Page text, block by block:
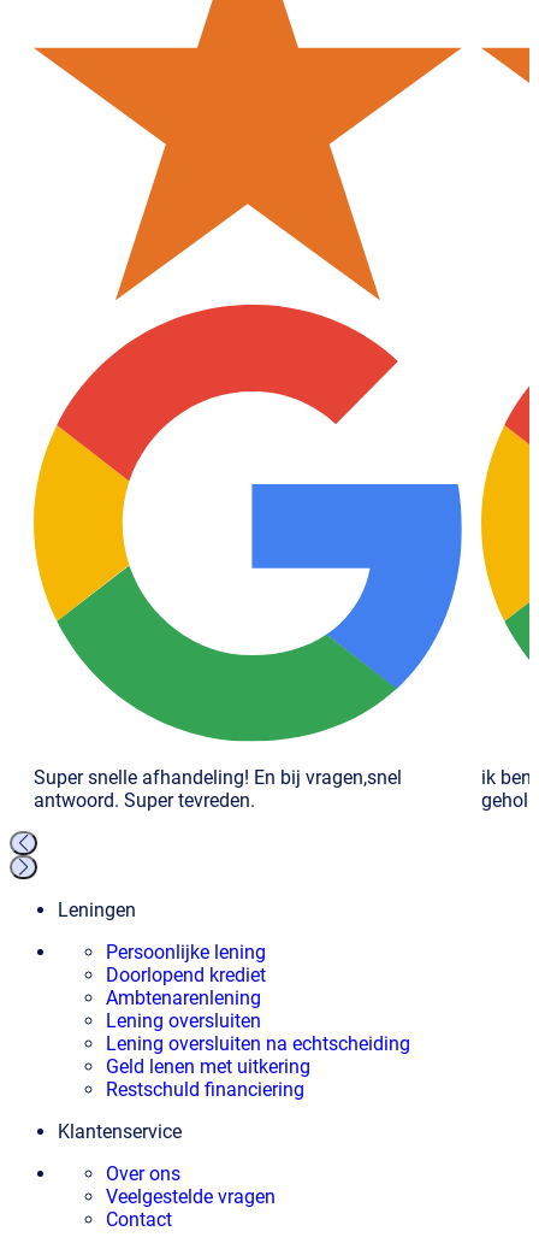
Super snelle afhandeling! En bij vragen,snel
antwoord. Super tevreden.
ik ben
Leningen
Persoonlijke lening
Doorlopend krediet
Ambtenarenlening
Lening oversluiten
Lening oversluiten na echtscheiding
Geld lenen met uitkering
Restschuld financiering
Klantenservice
Over ons
Veelgestelde vragen
Contact